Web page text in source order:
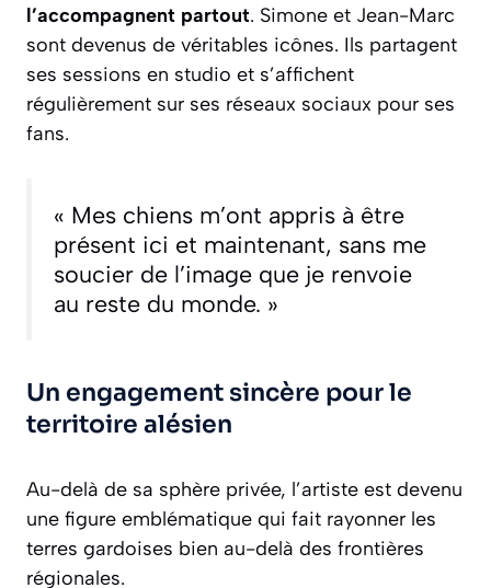
l’accompagnent partout. Simone et Jean-Marc
sont devenus de véritables icônes. Ils partagent
ses sessions en studio et s’affichent
régulièrement sur ses réseaux sociaux pour ses
fans.
« Mes chiens m’ont appris à être
présent ici et maintenant, sans me
soucier de l’image que je renvoie
au reste du monde. »
Un engagement sincère pour le
territoire alésien
Au-delà de sa sphère privée, l’artiste est devenu
une figure emblématique qui fait rayonner les
terres gardoises bien au-delà des frontières
régionales.